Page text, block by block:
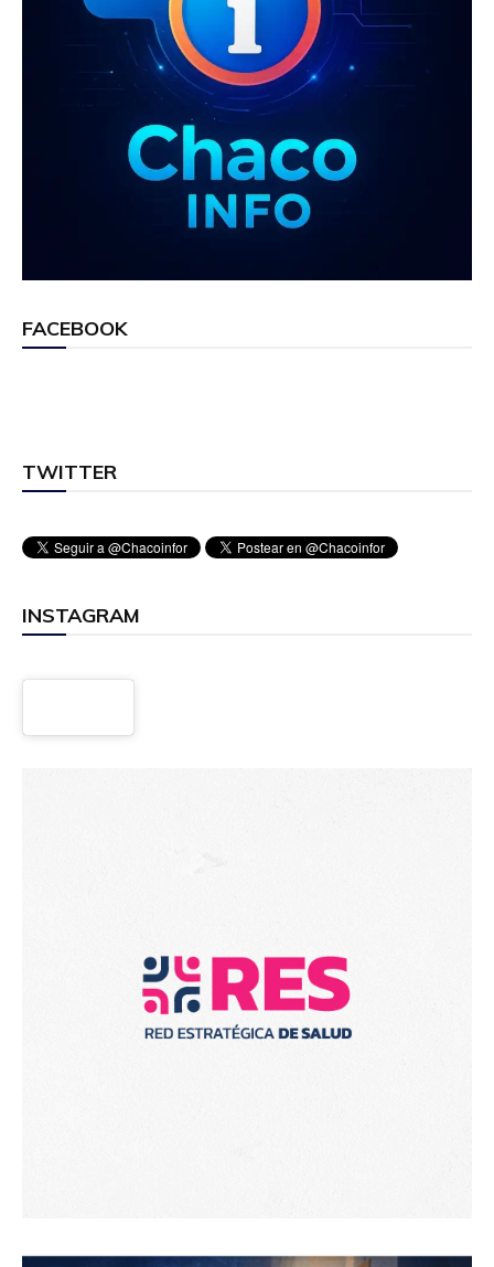
FACEBOOK
TWITTER
INSTAGRAM